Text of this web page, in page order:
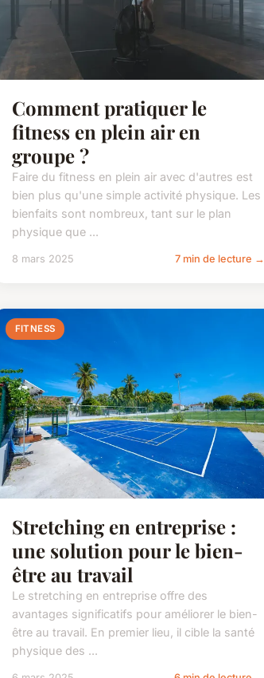
Comment pratiquer le
fitness en plein air en
groupe ?
Faire du fitness en plein air avec d'autres est
bien plus qu'une simple activité physique. Les
bienfaits sont nombreux, tant sur le plan
physique que ...
8 mars 2025 7 min de lecture →
FITNESS
Stretching en entreprise :
une solution pour le bien-
être au travail
Le stretching en entreprise offre des
avantages significatifs pour améliorer le bien-
être au travail. En premier lieu, il cible la santé
physique des ...